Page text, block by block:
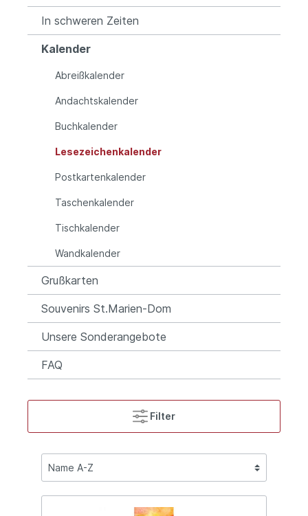
In schweren Zeiten
Kalender
Abreißkalender
Andachtskalender
Buchkalender
Lesezeichenkalender
Postkartenkalender
Taschenkalender
Tischkalender
Wandkalender
Grußkarten
Souvenirs St.Marien-Dom
Unsere Sonderangebote
FAQ
Filter